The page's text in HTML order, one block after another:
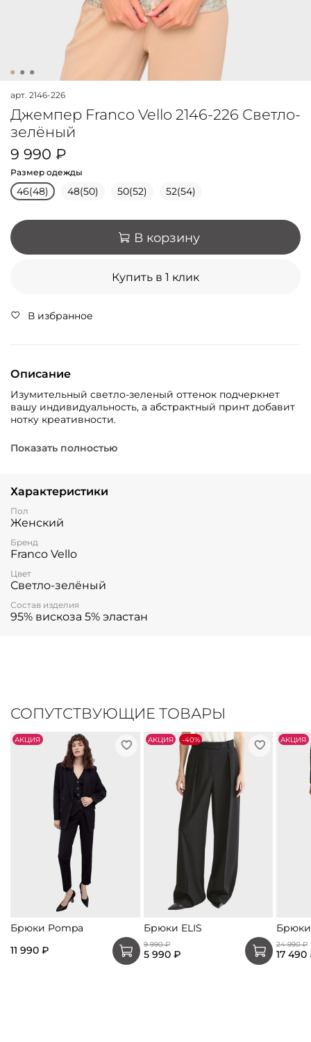
арт. 2146-226
Джемпер Franco Vello 2146-226 Светло-
зелёный
9 990 ₽
Размер одежды
46(48) 48(50) 50(52) 52(54)
В корзину
Купить в 1 клик
В избранное
Описание
Изумительный светло-зеленый оттенок подчеркнет
вашу индивидуальность, а абстрактный принт добавит
нотку креативности.
Округлая горловина, рукава три четверти и прямой
крой обеспечивают комфорт и универсальность носки.
Показать полностью
Характеристики
Пол
Женский
Бренд
Franco Vello
Цвет
Светло-зелёный
Состав изделия
95% вискоза 5% эластан
СОПУТСТВУЮЩИЕ ТОВАРЫ
АKЦИЯ
Брюки Pompa
11 990 ₽
АKЦИЯ -40%
Брюки ELIS
9 990 ₽
5 990 ₽
АKЦИЯ
Брюки
24 990 ₽
17 490